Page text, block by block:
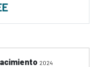
2024